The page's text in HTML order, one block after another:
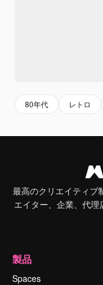
80年代 レトロ
最高のクリエイティブ
エイター、企業、代
製品
Spaces